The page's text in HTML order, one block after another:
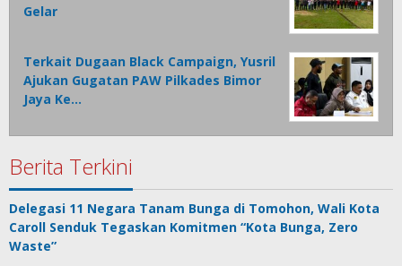
Gelar
Terkait Dugaan Black Campaign, Yusril
Ajukan Gugatan PAW Pilkades Bimor
Jaya Ke…
Berita Terkini
Delegasi 11 Negara Tanam Bunga di Tomohon, Wali Kota
Caroll Senduk Tegaskan Komitmen “Kota Bunga, Zero
Waste”